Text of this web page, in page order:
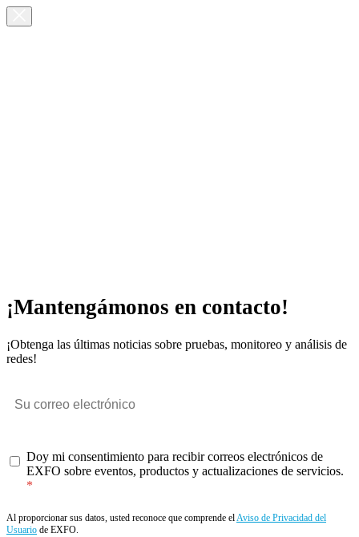
¡Mantengámonos en contacto!
¡Obtenga las últimas noticias sobre pruebas, monitoreo y análisis de
redes!
Doy mi consentimiento para recibir correos electrónicos de
EXFO sobre eventos, productos y actualizaciones de servicios.
Al proporcionar sus datos, usted reconoce que comprende elAviso de Privacidad del
Usuario de EXFO.